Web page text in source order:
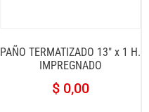
PAÑO TERMATIZADO 13″ x 1 H.
IMPREGNADO
$0,00